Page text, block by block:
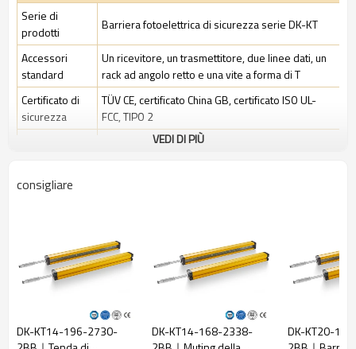
Serie di
prodotti
Barriera fotoelettrica di sicurezza serie DK-KT
Accessori
standard
Un ricevitore, un trasmettitore, due linee dati, un
rack ad angolo retto e una vite a forma di T
Certificato di
sicurezza
TÜV CE, certificato China GB, certificato ISO UL-
FCC, TIPO 2
Caratteristiche
Rileva la
precisione
18 mm
64
Raggio
VEDI DI PIÙ
consigliare
DK-KT14-196-2730-
DK-KT14-168-2338-
DK-KT20-